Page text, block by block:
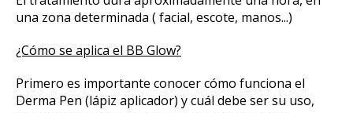
una zona determinada ( facial, escote, manos...)
¿Cómo se aplica el BB Glow?
Primero es importante conocer cómo funciona el
Derma Pen (lápiz aplicador) y cuál debe ser su uso,